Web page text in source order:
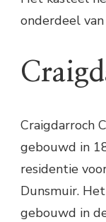
onderdeel
Craigdarroch
gebouwd in
residentie
Dunsmuir.
gebouwd in